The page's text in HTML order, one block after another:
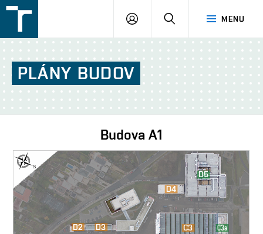
v
Brně
MENU
PŘIHLÁŠENÍ
PLÁNY BUDOV
Budova A1